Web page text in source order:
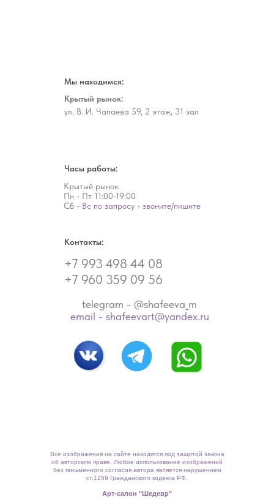
+7 993 498 44 08
+7 960 359 09 56
Крытый рынок:
ул. В. И. Чапаева 59, 2 этаж, 31 зал
Мы находимся:
Контакты:
Крытый рынок
Пн - Пт 11:00-19:00
Сб - Вс по запросу - звоните/пишите
Часы работы:
telegram - @shafeeva_m
email - shafeevart@yandex.ru
Арт-салон "Шедевр"
Все изображения на сайте находятся под защитой закона
об авторском праве. Любое использование изображений
без письменного согласия автора является нарушением
ст.1259 Гражданского кодекса РФ.